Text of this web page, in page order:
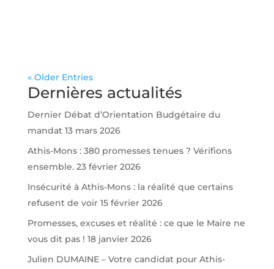
« Older Entries
Dernières actualités
Dernier Débat d’Orientation Budgétaire du
mandat 13 mars 2026
Athis-Mons : 380 promesses tenues ? Vérifions
ensemble. 23 février 2026
Insécurité à Athis-Mons : la réalité que certains
refusent de voir 15 février 2026
Promesses, excuses et réalité : ce que le Maire ne
vous dit pas ! 18 janvier 2026
Julien DUMAINE – Votre candidat pour Athis-